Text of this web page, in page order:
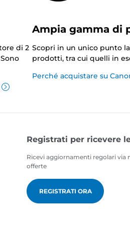
di 2
Ampia gamma di
Scopri in un unico punto
prodotti, tra cui quelli in
Perché acquistare su
Registrati per ricevere
Ricevi aggiornamenti regolari
offerte
REGISTRATI ORA